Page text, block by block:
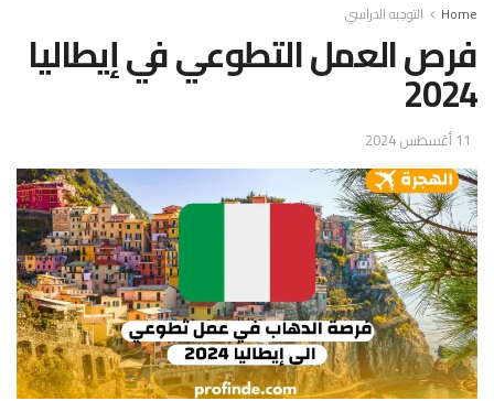
Home التوجبه الدراسي
فرص العمل التطوعي في إيطاليا
2024
11 أغسطس 2024